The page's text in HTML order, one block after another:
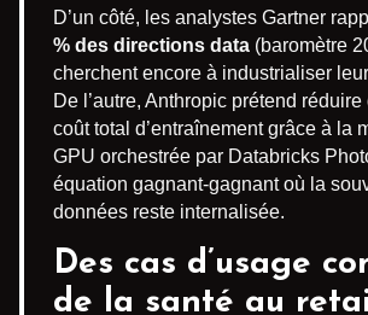
D’un côté, les analystes Gartner
% des directions data (baromètre
cherchent encore à industrialiser
De l’autre, Anthropic prétend réduire
coût total d’entraînement grâce à la
GPU orchestrée par Databricks
équation gagnant-gagnant où la
données reste internalisée.
Des cas d’usage
de la santé au retail